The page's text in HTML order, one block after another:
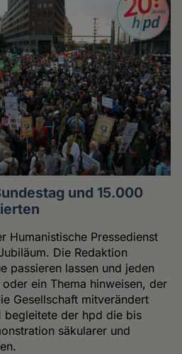
und 15.000
Humanistische Pressedienst
Die Redaktion
passieren lassen und jeden
ein Thema hinweisen, der
Gesellschaft mitverändert
begleitete der hpd die bis
säkularer und